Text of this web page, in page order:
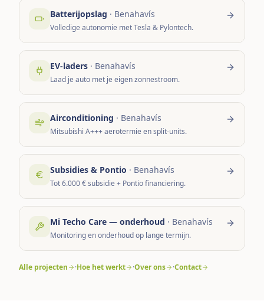
Batterijopslag · Benahavís
Volledige autonomie met Tesla & Pylontech.
EV-laders · Benahavís
Laad je auto met je eigen zonnestroom.
Airconditioning · Benahavís
Mitsubishi A+++ aerotermie en split-units.
Subsidies & Pontio · Benahavís
Tot 6.000 € subsidie + Pontio financiering.
Mi Techo Care — onderhoud · Benahavís
Monitoring en onderhoud op lange termijn.
Alle projecten ·Hoe het werkt ·Over ons ·Contact